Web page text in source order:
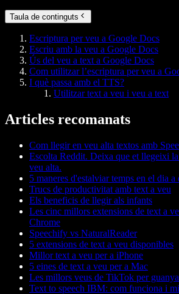
Taula de continguts
Escriptura per veu a Google Docs
Escriu amb la veu a Google Docs
Ús del veu a text a Google Docs
Com utilitzar l’escriptura per veu a
I què passa amb el TTS?
Utilitzar text a veu i veu a text
Articles recomanats
Com llegir en veu alta textos amb
Escolta Reddit. Deixa que et llegeixi
veu alta.
5 maneres d'estalviar temps en el dia a
Trucs de productivitat amb text a veu
Els beneficis de llegir als infants
Les cinc millors extensions de text a
Chrome
Speechify vs NaturalReader
5 extensions de text a veu disponibles
Millor text a veu per a iPhone
5 eines de text a veu per a Mac
Les millors veus de TikTok per
Text to speech IBM: com funciona i